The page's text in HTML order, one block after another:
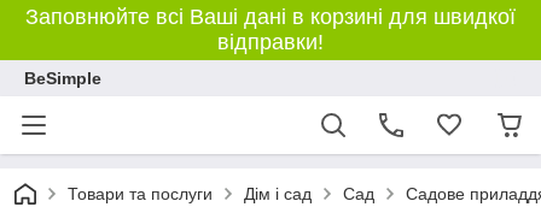
Заповнюйте всі Ваші дані в корзині для швидкої
відправки!
BeSimple
Товари та послуги Дім і сад Сад Садове